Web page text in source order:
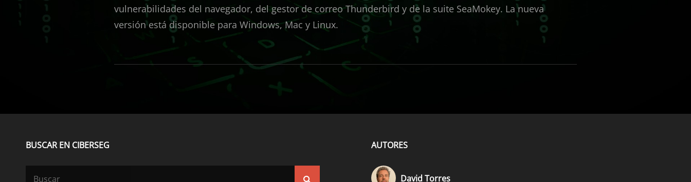
vulnerabilidades del navegador, del gestor de correo Thunderbird y de la suite SeaMokey. La nueva
versión está disponible para Windows, Mac y Linux.
BUSCAR EN CIBERSEG AUTORES
David Torres